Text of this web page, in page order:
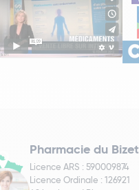
Pharmacie du Bizet
Licence ARS : 590009874
Licence Ordinale : 126921